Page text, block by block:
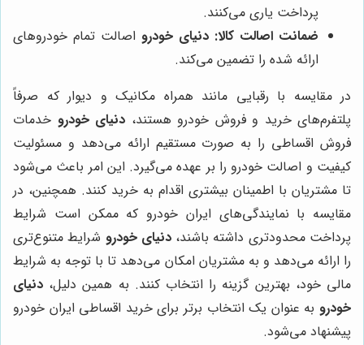
پرداخت یاری می‌کنند.
ضمانت اصالت کالا: دنیای خودرو اصالت تمام خودروهای
ارائه شده را تضمین می‌کند.
در مقایسه با رقبایی مانند همراه مکانیک و دیوار که صرفاً
پلتفرم‌های خرید و فروش خودرو هستند، دنیای خودرو خدمات
فروش اقساطی را به صورت مستقیم ارائه می‌دهد و مسئولیت
کیفیت و اصالت خودرو را بر عهده می‌گیرد. این امر باعث می‌شود
تا مشتریان با اطمینان بیشتری اقدام به خرید کنند. همچنین، در
مقایسه با نمایندگی‌های ایران خودرو که ممکن است شرایط
پرداخت محدودتری داشته باشند،دنیای خودرو شرایط متنوع‌تری
را ارائه می‌دهد و به مشتریان امکان می‌دهد تا با توجه به شرایط
مالی خود، بهترین گزینه را انتخاب کنند. به همین دلیل، دنیای
خودرو به عنوان یک انتخاب برتر برای خرید اقساطی ایران خودرو
پیشنهاد می‌شود.